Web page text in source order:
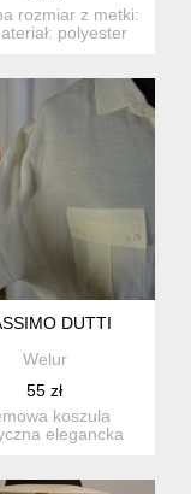
rozmiar z metki:
polyester
RESERVED
DUTTI
Welur
55 zł
koszula
elegancka